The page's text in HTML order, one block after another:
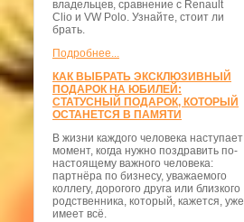
владельцев, сравнение с Renault
Clio и VW Polo. Узнайте, стоит ли
брать.
Подробнее...
КАК ВЫБРАТЬ ЭКСКЛЮЗИВНЫЙ
ПОДАРОК НА ЮБИЛЕЙ:
СТАТУСНЫЙ ПОДАРОК, КОТОРЫЙ
ОСТАНЕТСЯ В ПАМЯТИ
В жизни каждого человека наступает
момент, когда нужно поздравить по-
настоящему важного человека:
партнёра по бизнесу, уважаемого
коллегу, дорогого друга или близкого
родственника, который, кажется, уже
имеет всё.